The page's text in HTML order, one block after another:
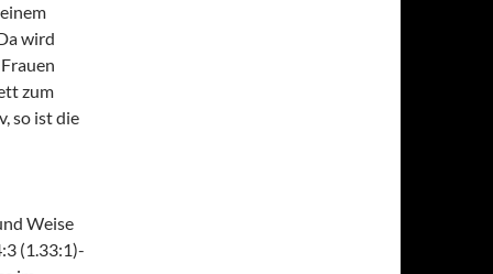
wird
zum
so ist die
Weise
(1.33:1)-